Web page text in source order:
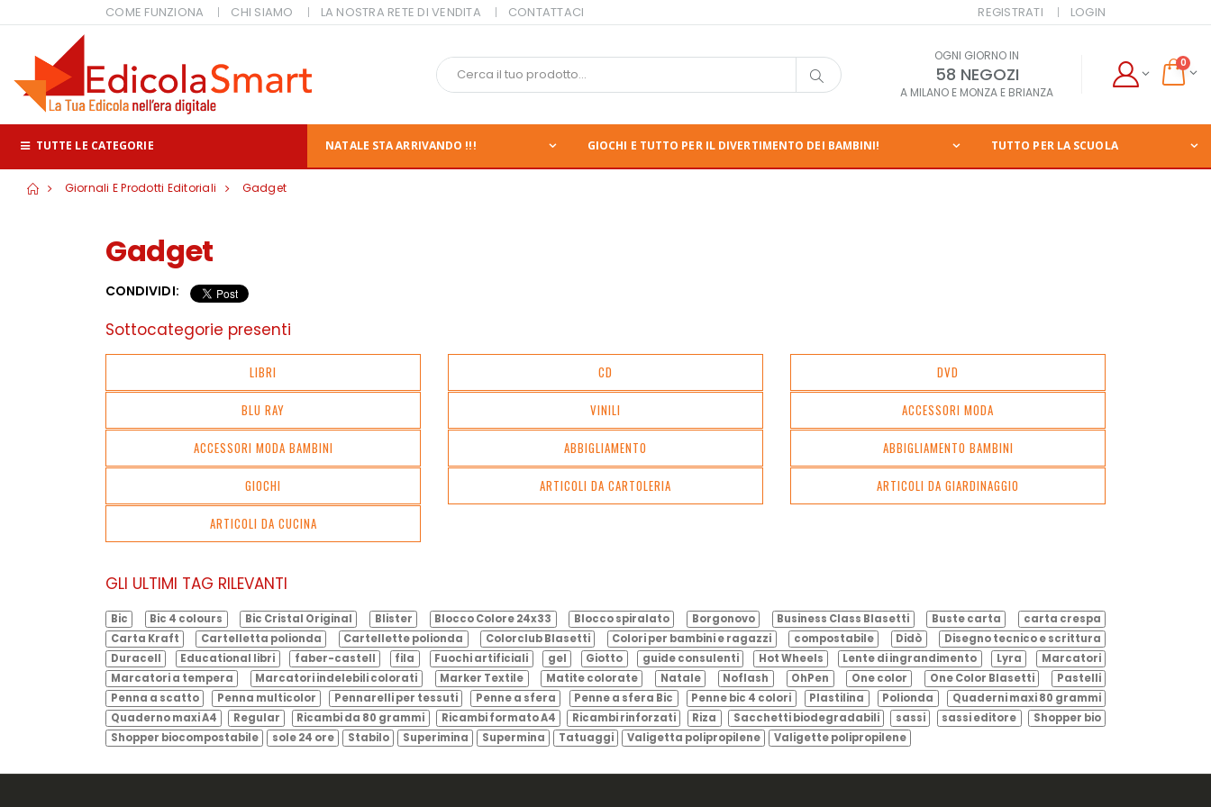
COME FUNZIONA CHI SIAMO LA NOSTRA RETE DI VENDITA CONTATTACI REGISTRATI LOGIN
OGNI GIORNO IN
58 NEGOZI
A MILANO E MONZA E BRIANZA
0
TUTTE LE CATEGORIE NATALE STA ARRIVANDO !!! GIOCHI E TUTTO PER IL DIVERTIMENTO DEI BAMBINI! TUTTO PER LA SCUOLA
Giornali E Prodotti Editoriali Gadget
Gadget
CONDIVIDI:
Sottocategorie presenti
LIBRI CD DVD
BLU RAY VINILI ACCESSORI MODA
ACCESSORI MODA BAMBINI ABBIGLIAMENTO ABBIGLIAMENTO BAMBINI
GIOCHI ARTICOLI DA CARTOLERIA ARTICOLI DA GIARDINAGGIO
ARTICOLI DA CUCINA
GLI ULTIMI TAG RILEVANTI
Bic Bic 4 colours Bic Cristal Original Blister Blocco Colore 24x33 Blocco spiralato Borgonovo Business Class Blasetti Buste carta
carta crespa
Carta Kraft
Cartelletta polionda Cartellette polionda Colorclub Blasetti Colori per bambini e ragazzi compostabile Didò
Disegno tecnico e scrittura
Duracell
Educational libri faber-castell fila Fuochi artificiali gel Giotto guide consulenti Hot Wheels Lente di ingrandimento Lyra
Marcatori
Marcatori a tempera
Marcatori indelebili colorati Marker Textile Matite colorate Natale Noflash OhPen One color One Color Blasetti
Pastelli
Penna a scatto
Penna multicolor Pennarelli per tessuti Penne a sfera Penne a sfera Bic Penne bic 4 colori Plastilina Polionda
Quaderni maxi 80 grammi
Quaderno maxi A4
Regular Ricambi da 80 grammi Ricambi formato A4 Ricambi rinforzati Riza Sacchetti biodegradabili sassi sassi editore
Shopper bio
Shopper biocompostabile
sole 24 ore Stabilo Superimina Supermina Tatuaggi Valigetta polipropilene Valigette polipropilene